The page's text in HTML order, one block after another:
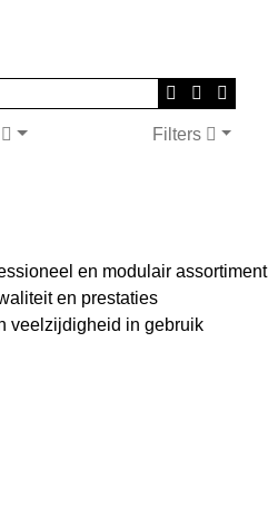
Filters
en modulair assortiment
en prestaties
veelzijdigheid in gebruik